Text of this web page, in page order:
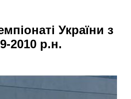
України з
2010 р.н.